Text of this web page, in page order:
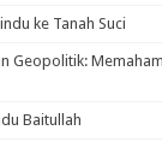
ke Tanah Suci
Geopolitik:
Baitullah